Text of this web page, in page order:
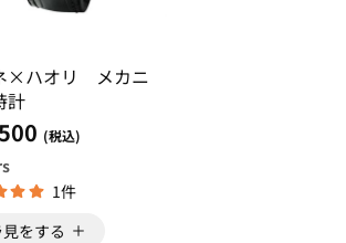
×ハオリ メカニ
計
(税込)
1件
をする